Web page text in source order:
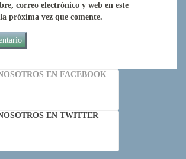
correo electrónico y web en este
próxima vez que comente.
EN FACEBOOK
EN TWITTER